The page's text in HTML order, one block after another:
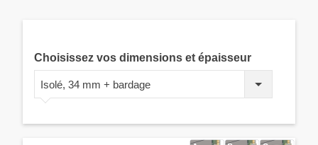
Choisissez vos dimensions et épaisseur
Isolé, 34 mm + bardage